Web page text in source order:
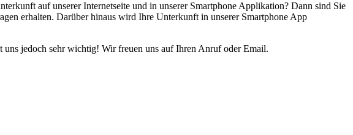
auf unserer Internetseite und in unserer Smartphone Applikation? Dann sind Sie
erhalten. Darüber hinaus wird Ihre Unterkunft in unserer Smartphone App
jedoch sehr wichtig! Wir freuen uns auf Ihren Anruf oder Email.